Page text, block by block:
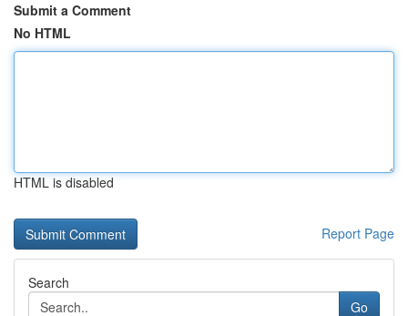
Submit a Comment
No HTML
HTML is disabled
Report Page
Search
Go